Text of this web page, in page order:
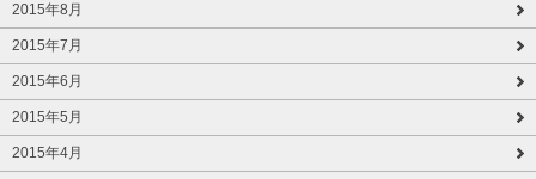
2015年8月
2015年7月
2015年6月
2015年5月
2015年4月